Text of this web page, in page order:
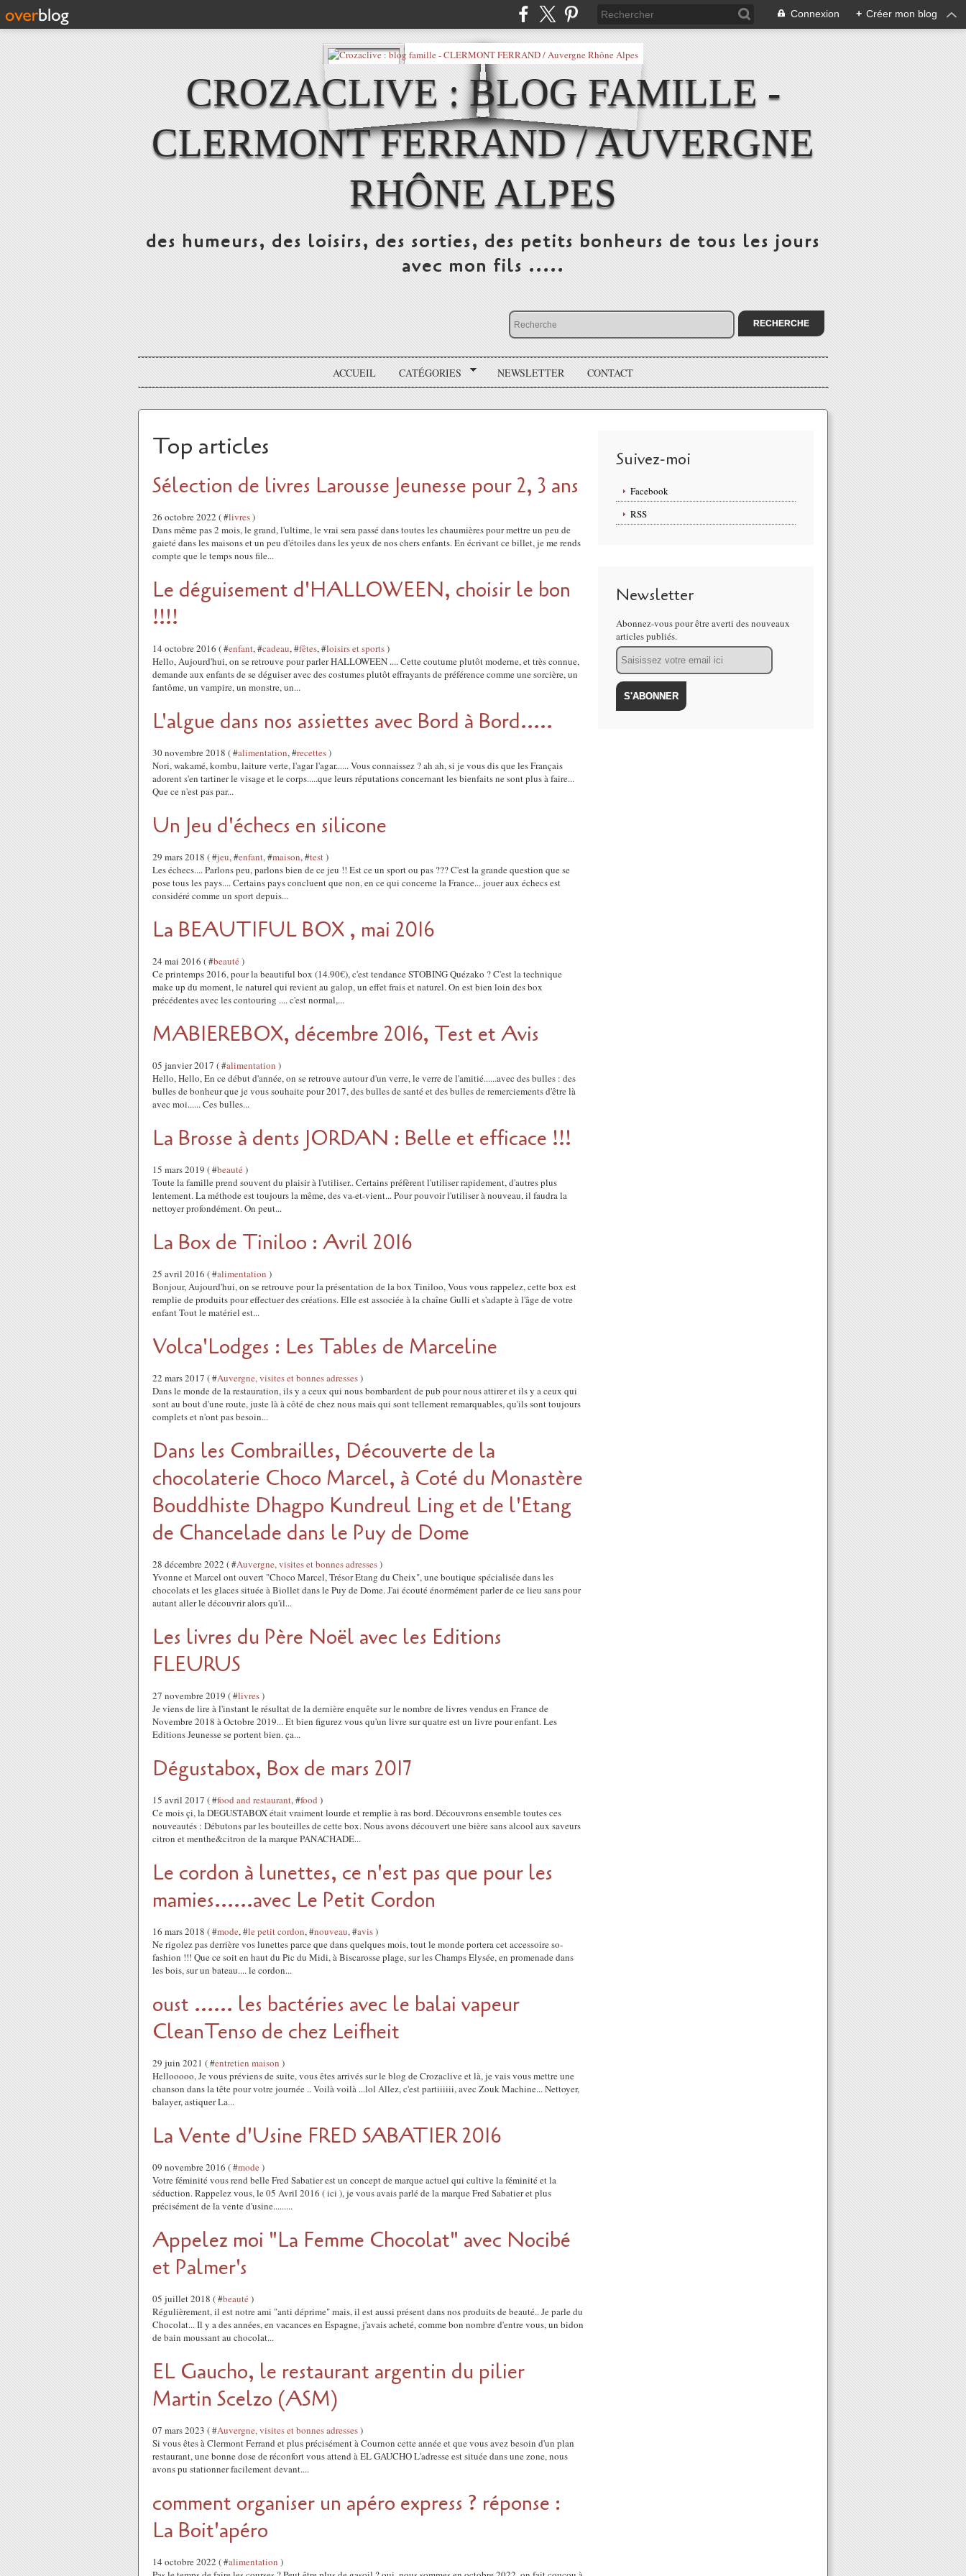
Connexion + Créer mon blog
CROZACLIVE : BLOG FAMILLE -
CLERMONT FERRAND / AUVERGNE
RHÔNE ALPES
des humeurs, des loisirs, des sorties, des petits bonheurs de tous les jours
avec mon fils .....
ACCUEIL CATÉGORIES NEWSLETTER CONTACT
Top articles
Sélection de livres Larousse Jeunesse pour 2, 3 ans
26 octobre 2022 ( #livres)
Dans même pas 2 mois, le grand, l'ultime, le vrai sera passé dans toutes les chaumières pour mettre un peu de
gaieté dans les maisons et un peu d'étoiles dans les yeux de nos chers enfants. En écrivant ce billet, je me rends
compte que le temps nous file...
Le déguisement d'HALLOWEEN, choisir le bon
!!!!
14 octobre 2016 ( #enfant, #cadeau, #fêtes, #loisirs et sports)
Hello, Aujourd'hui, on se retrouve pour parler HALLOWEEN .... Cette coutume plutôt moderne, et très connue,
demande aux enfants de se déguiser avec des costumes plutôt effrayants de préférence comme une sorcière, un
fantôme, un vampire, un monstre, un...
L'algue dans nos assiettes avec Bord à Bord.....
30 novembre 2018 ( #alimentation, #recettes)
Nori, wakamé, kombu, laiture verte, l'agar l'agar...... Vous connaissez ? ah ah, si je vous dis que les Français
adorent s'en tartiner le visage et le corps.....que leurs réputations concernant les bienfaits ne sont plus à faire...
Que ce n'est pas par...
Un Jeu d'échecs en silicone
29 mars 2018 ( #jeu, #enfant, #maison, #test)
Les échecs.... Parlons peu, parlons bien de ce jeu !! Est ce un sport ou pas ??? C'est la grande question que se
pose tous les pays.... Certains pays concluent que non, en ce qui concerne la France... jouer aux échecs est
considéré comme un sport depuis...
La BEAUTIFUL BOX , mai 2016
24 mai 2016 ( #beauté)
Ce printemps 2016, pour la beautiful box (14.90€), c'est tendance STOBING Quézako ? C'est la technique
make up du moment, le naturel qui revient au galop, un effet frais et naturel. On est bien loin des box
précédentes avec les contouring .... c'est normal,...
MABIEREBOX, décembre 2016, Test et Avis
05 janvier 2017 ( #alimentation )
Hello, Hello, En ce début d'année, on se retrouve autour d'un verre, le verre de l'amitié......avec des bulles : des
bulles de bonheur que je vous souhaite pour 2017, des bulles de santé et des bulles de remerciements d'être là
avec moi...... Ces bulles...
La Brosse à dents JORDAN : Belle et efficace !!!
15 mars 2019 ( #beauté)
Toute la famille prend souvent du plaisir à l'utiliser.. Certains préfèrent l'utiliser rapidement, d'autres plus
lentement. La méthode est toujours la même, des va-et-vient... Pour pouvoir l'utiliser à nouveau, il faudra la
nettoyer profondément. On peut...
La Box de Tiniloo : Avril 2016
25 avril 2016 ( #alimentation )
Bonjour, Aujourd'hui, on se retrouve pour la présentation de la box Tiniloo, Vous vous rappelez, cette box est
remplie de produits pour effectuer des créations. Elle est associée à la chaîne Gulli et s'adapte à l'âge de votre
enfant Tout le matériel est...
Volca'Lodges : Les Tables de Marceline
22 mars 2017 ( #Auvergne, visites et bonnes adresses)
Dans le monde de la restauration, ils y a ceux qui nous bombardent de pub pour nous attirer et ils y a ceux qui
sont au bout d'une route, juste là à côté de chez nous mais qui sont tellement remarquables, qu'ils sont toujours
complets et n'ont pas besoin...
Dans les Combrailles, Découverte de la
chocolaterie Choco Marcel, à Coté du Monastère
Bouddhiste Dhagpo Kundreul Ling et de l'Etang
de Chancelade dans le Puy de Dome
28 décembre 2022 ( #Auvergne, visites et bonnes adresses)
Yvonne et Marcel ont ouvert "Choco Marcel, Trésor Etang du Cheix", une boutique spécialisée dans les
chocolats et les glaces située à Biollet dans le Puy de Dome. J'ai écouté énormément parler de ce lieu sans pour
autant aller le découvrir alors qu'il...
Les livres du Père Noël avec les Editions
FLEURUS
27 novembre 2019 ( #livres)
Je viens de lire à l'instant le résultat de la dernière enquête sur le nombre de livres vendus en France de
Novembre 2018 à Octobre 2019... Et bien figurez vous qu'un livre sur quatre est un livre pour enfant. Les
Editions Jeunesse se portent bien. ça...
Dégustabox, Box de mars 2017
15 avril 2017 ( #food and restaurant, #food )
Ce mois çi, la DEGUSTABOX était vraiment lourde et remplie à ras bord. Découvrons ensemble toutes ces
nouveautés : Débutons par les bouteilles de cette box. Nous avons découvert une bière sans alcool aux saveurs
citron et menthe&citron de la marque PANACHADE...
Le cordon à lunettes, ce n'est pas que pour les
mamies......avec Le Petit Cordon
16 mars 2018 ( #mode, #le petit cordon, #nouveau, #avis)
Ne rigolez pas derrière vos lunettes parce que dans quelques mois, tout le monde portera cet accessoire so-
fashion !!! Que ce soit en haut du Pic du Midi, à Biscarosse plage, sur les Champs Elysée, en promenade dans
les bois, sur un bateau.... le cordon...
oust ...... les bactéries avec le balai vapeur
CleanTenso de chez Leifheit
29 juin 2021 ( #entretien maison )
Hellooooo, Je vous préviens de suite, vous êtes arrivés sur le blog de Crozaclive et là, je vais vous mettre une
chanson dans la tête pour votre journée .. Voilà voilà ...lol Allez, c'est partiiiiii, avec Zouk Machine... Nettoyer,
balayer, astiquer La...
La Vente d'Usine FRED SABATIER 2016
09 novembre 2016 ( #mode)
Votre féminité vous rend belle Fred Sabatier est un concept de marque actuel qui cultive la féminité et la
séduction. Rappelez vous, le 05 Avril 2016 ( ici ), je vous avais parlé de la marque Fred Sabatier et plus
précisément de la vente d'usine.........
Appelez moi "La Femme Chocolat" avec Nocibé
et Palmer's
05 juillet 2018 ( #beauté)
Régulièrement, il est notre ami "anti déprime" mais, il est aussi présent dans nos produits de beauté.. Je parle du
Chocolat... Il y a des années, en vacances en Espagne, j'avais acheté, comme bon nombre d'entre vous, un bidon
de bain moussant au chocolat...
EL Gaucho, le restaurant argentin du pilier
Martin Scelzo (ASM)
07 mars 2023 ( #Auvergne, visites et bonnes adresses)
Si vous êtes à Clermont Ferrand et plus précisément à Cournon cette année et que vous avez besoin d'un plan
restaurant, une bonne dose de réconfort vous attend à EL GAUCHO L'adresse est située dans une zone, nous
avons pu stationner facilement devant....
comment organiser un apéro express ? réponse :
La Boit'apéro
14 octobre 2022 ( #alimentation )
Suivez-moi
Facebook
RSS
Newsletter
Abonnez-vous pour être averti des nouveaux
articles publiés.
Email